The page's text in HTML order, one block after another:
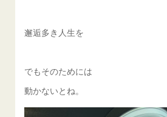
邂逅多き人生を
でもそのためには
動かないとね。